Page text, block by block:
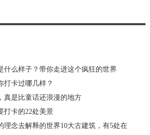
什么样子？带你走进这个疯狂的世界
打卡过哪几样？
真是比童话还浪漫的地方
打卡的22处美景
理念去解释的世界10大古建筑，有5处在